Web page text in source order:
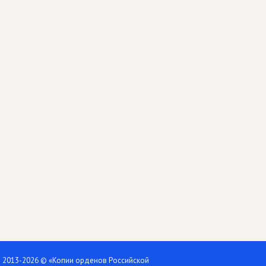
2013-2026 © «Копии орденов Российской